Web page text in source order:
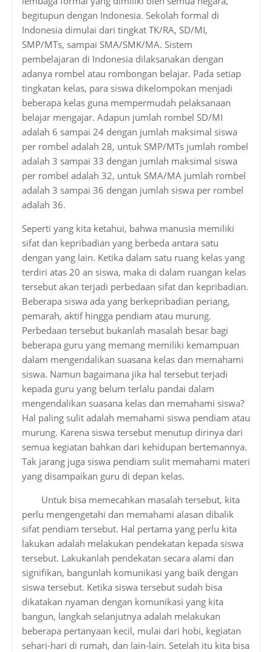
begitupun dengan Indonesia. Sekolah formal di
Indonesia dimulai dari tingkat TK/RA, SD/MI,
SMP/MTs, sampai SMA/SMK/MA. Sistem
pembelajaran di Indonesia dilaksanakan dengan
adanya rombel atau rombongan belajar. Pada setiap
tingkatan kelas, para siswa dikelompokan menjadi
beberapa kelas guna mempermudah pelaksanaan
belajar mengajar. Adapun jumlah rombel SD/MI
adalah 6 sampai 24 dengan jumlah maksimal siswa
per rombel adalah 28, untuk SMP/MTs jumlah rombel
adalah 3 sampai 33 dengan jumlah maksimal siswa
per rombel adalah 32, untuk SMA/MA jumlah rombel
adalah 3 sampai 36 dengan jumlah siswa per rombel
adalah 36.
Seperti yang kita ketahui, bahwa manusia memiliki
sifat dan kepribadian yang berbeda antara satu
dengan yang lain. Ketika dalam satu ruang kelas yang
terdiri atas 20 an siswa, maka di dalam ruangan kelas
tersebut akan terjadi perbedaan sifat dan kepribadian.
Beberapa siswa ada yang berkepribadian periang,
pemarah, aktif hingga pendiam atau murung.
Perbedaan tersebut bukanlah masalah besar bagi
beberapa guru yang memang memiliki kemampuan
dalam mengendalikan suasana kelas dan memahami
siswa. Namun bagaimana jika hal tersebut terjadi
kepada guru yang belum terlalu pandai dalam
mengendalikan suasana kelas dan memahami siswa?
Hal paling sulit adalah memahami siswa pendiam atau
murung. Karena siswa tersebut menutup dirinya dari
semua kegiatan bahkan dari kehidupan bertemannya.
Tak jarang juga siswa pendiam sulit memahami materi
yang disampaikan guru di depan kelas.
Untuk bisa memecahkan masalah tersebut, kita
perlu mengengetahi dan memahami alasan dibalik
sifat pendiam tersebut. Hal pertama yang perlu kita
lakukan adalah melakukan pendekatan kepada siswa
tersebut. Lakukanlah pendekatan secara alami dan
signifikan, bangunlah komunikasi yang baik dengan
siswa tersebut. Ketika siswa tersebut sudah bisa
dikatakan nyaman dengan komunikasi yang kita
bangun, langkah selanjutnya adalah melakukan
beberapa pertanyaan kecil, mulai dari hobi, kegiatan
sehari-hari di rumah, dan lain-lain. Setelah itu kita bisa